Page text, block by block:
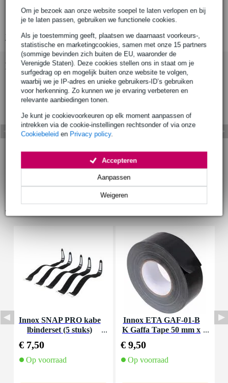
Om je bezoek aan onze website soepel te laten verlopen en bij
je te laten passen, gebruiken we functionele cookies.
Als je toestemming geeft, plaatsen we daarnaast voorkeurs-,
statistische en marketingcookies, samen met onze 15 partners
(sommige bevinden zich buiten de EU, waaronder de
Verenigde Staten). Deze cookies stellen ons in staat om je
surfgedrag op en mogelijk buiten onze website te volgen,
waarbij we je IP-adres en unieke gebruikers-ID’s gebruiken
voor herkenning. Zo kunnen we je ervaring verbeteren en
relevante aanbiedingen tonen.
Je kunt je cookievoorkeuren op elk moment aanpassen of
intrekken via de cookie-instellingen rechtsonder of via onze
Cookiebeleid en Privacy policy.
Weigeren
Aanpassen
Accepteren
2x 6.3mm jack male naar 2x RCA male
pluggen voorzien van rood/grijs codering
Bekijk alle productspecificaties
Bekijk ook eens (2)
Innox SNAP PRO kabe
lbinderset (5 stuks)
€ 7,50
Op voorraad
Innox ETA GAF-01-B
K Gaffa Tape 50 mm x
€ 9,50
Op voorraad